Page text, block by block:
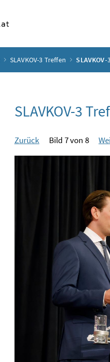
SLAVKOV-3 Treffen
SLAVKOV-3
Zurück Bild 7 von 8